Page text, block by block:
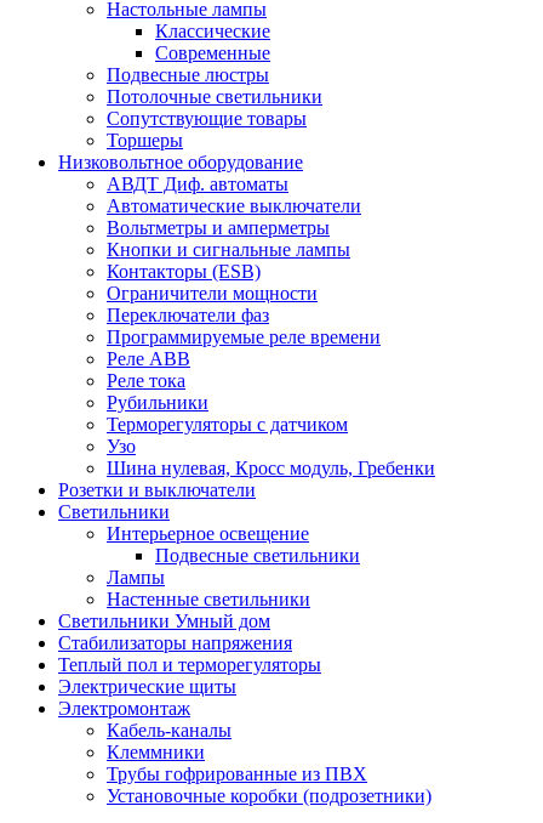
Настольные лампы
Классические
Современные
Подвесные люстры
Потолочные светильники
Сопутствующие товары
Торшеры
Низковольтное оборудование
АВДT Диф. автоматы
Автоматические выключатели
Вольтметры и амперметры
Кнопки и сигнальные лампы
Контакторы (ESB)
Ограничители мощности
Переключатели фаз
Программируемые реле времени
Реле ABB
Реле тока
Рубильники
Терморегуляторы с датчиком
Узо
Шина нулевая, Кросс модуль, Гребенки
Розетки и выключатели
Светильники
Интерьерное освещение
Подвесные светильники
Лампы
Настенные светильники
Светильники Умный дом
Стабилизаторы напряжения
Теплый пол и терморегуляторы
Электрические щиты
Электромонтаж
Кабель-каналы
Клеммники
Трубы гофрированные из ПВХ
Установочные коробки (подрозетники)